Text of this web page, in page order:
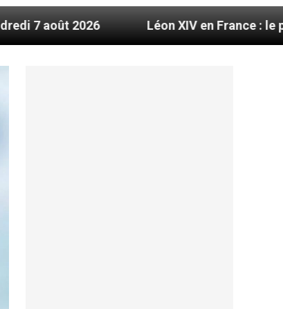
Léon XIV en France : le programme